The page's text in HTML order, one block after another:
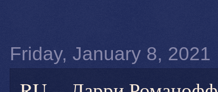
Friday, January 8, 2021